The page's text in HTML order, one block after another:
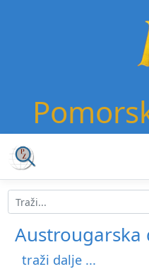
Austrougarska
traži dalje ...